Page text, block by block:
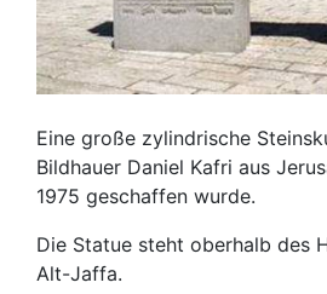
Eine große zylindrische
Bildhauer Daniel Kafri aus
1975 geschaffen wurde.
Die Statue steht oberhalb des
Alt-Jaffa.